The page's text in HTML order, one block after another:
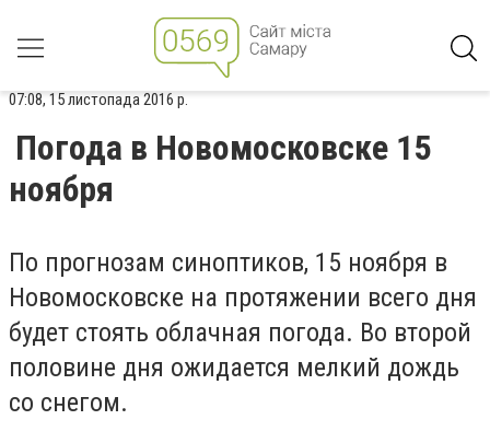
07:08, 15 листопада 2016 р.
Погода в Новомосковске 15
ноября
По прогнозам синоптиков, 15 ноября в
Новомосковске на протяжении всего дня
будет стоять облачная погода. Во второй
половине дня ожидается мелкий дождь
со снегом.